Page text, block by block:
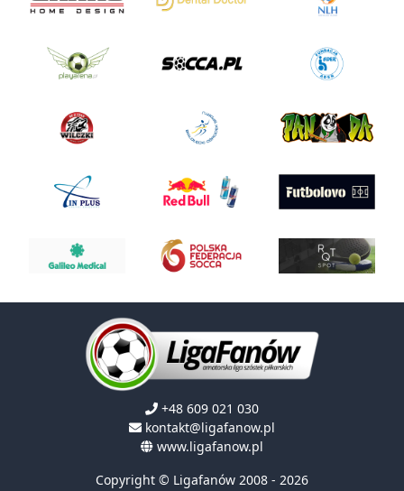
+48 609 021 030
kontakt@ligafanow.pl
www.ligafanow.pl